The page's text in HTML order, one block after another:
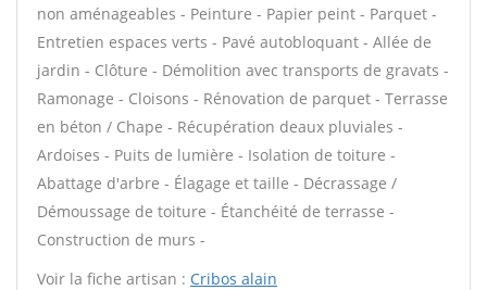
non aménageables - Peinture - Papier peint - Parquet -
Entretien espaces verts - Pavé autobloquant - Allée de
jardin - Clôture - Démolition avec transports de gravats -
Ramonage - Cloisons - Rénovation de parquet - Terrasse
en béton / Chape - Récupération deaux pluviales -
Ardoises - Puits de lumière - Isolation de toiture -
Abattage d'arbre - Élagage et taille - Décrassage /
Démoussage de toiture - Étanchéité de terrasse -
Construction de murs -
Voir la fiche artisan : Cribos alain